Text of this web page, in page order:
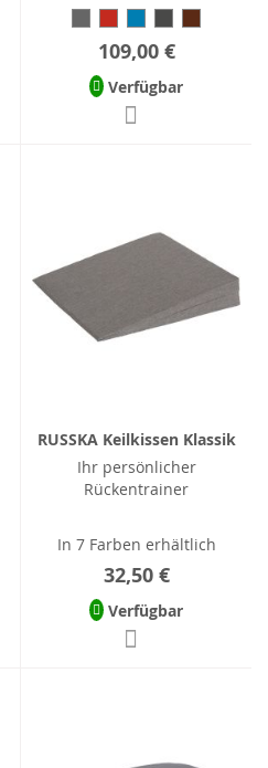
109,00 €
Verfügbar
RUSSKA Keilkissen Klassik
Ihr persönlicher
Rückentrainer
In 7 Farben erhältlich
32,50 €
Verfügbar